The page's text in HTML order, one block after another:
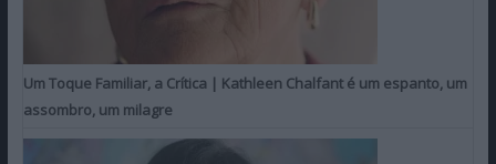
Um Toque Familiar, a Crítica | Kathleen Chalfant é um espanto, um
assombro, um milagre